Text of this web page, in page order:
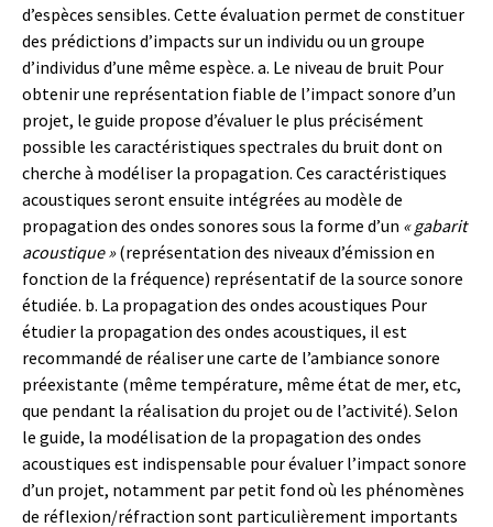
d’espèces sensibles. Cette évaluation permet de constituer
des prédictions d’impacts sur un individu ou un groupe
d’individus d’une même espèce. a. Le niveau de bruit Pour
obtenir une représentation fiable de l’impact sonore d’un
projet, le guide propose d’évaluer le plus précisément
possible les caractéristiques spectrales du bruit dont on
cherche à modéliser la propagation. Ces caractéristiques
acoustiques seront ensuite intégrées au modèle de
propagation des ondes sonores sous la forme d’un « gabarit
acoustique »(représentation des niveaux d’émission en
fonction de la fréquence) représentatif de la source sonore
étudiée. b. La propagation des ondes acoustiques Pour
étudier la propagation des ondes acoustiques, il est
recommandé de réaliser une carte de l’ambiance sonore
préexistante (même température, même état de mer, etc,
que pendant la réalisation du projet ou de l’activité). Selon
le guide, la modélisation de la propagation des ondes
acoustiques est indispensable pour évaluer l’impact sonore
d’un projet, notamment par petit fond où les phénomènes
de réflexion/réfraction sont particulièrement importants